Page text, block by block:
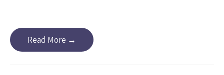
Read More →